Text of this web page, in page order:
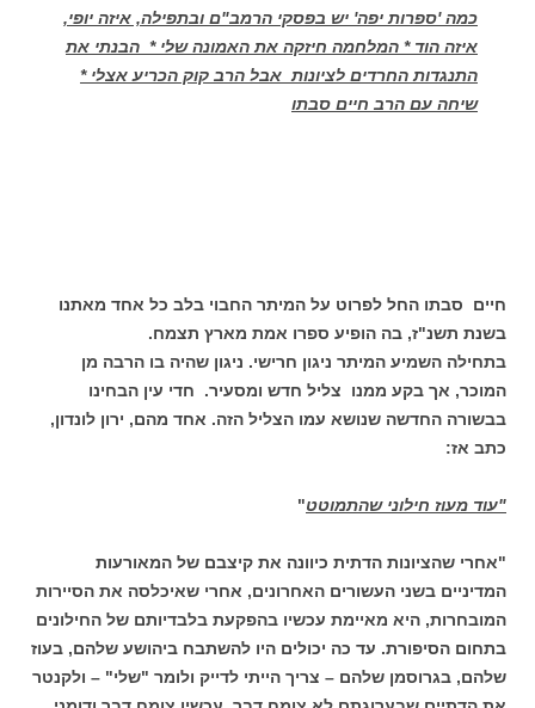
כמה 'ספרות יפה' יש בפסקי הרמב"ם ובתפילה, איזה יופי,
איזה הוד * המלחמה חיזקה את האמונה שלי * הבנתי את
התנגדות החרדים לציונות אבל הרב קוק הכריע אצלי *
שיחה עם הרב חיים סבתו
חיים סבתו החל לפרוט על המיתר החבוי בלב כל אחד מאתנו
בשנת תשנ"ז, בה הופיע ספרו אמת מארץ תצמח.
בתחילה השמיע המיתר ניגון חרישי. ניגון שהיה בו הרבה מן
המוכר, אך בקע ממנו צליל חדש ומסעיר. חדי עין הבחינו
בבשורה החדשה שנושא עמו הצליל הזה. אחד מהם, ירון לונדון,
כתב אז:
"עוד מעוז חילוני שהתמוטט"
"אחרי שהציונות הדתית כיוונה את קיצבם של המאורעות
המדיניים בשני העשורים האחרונים, אחרי שאיכלסה את הסיירות
המובחרות, היא מאיימת עכשיו בהפקעת בלבדיותם של החילונים
בתחום הסיפורת. עד כה יכולים היו להשתבח ביהושע שלהם, בעוז
שלהם, בגרוסמן שלהם – צריך הייתי לדייק ולומר "שלי" – ולקנטר